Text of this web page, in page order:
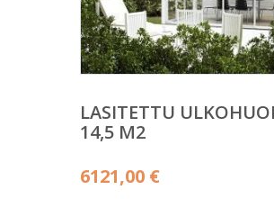
LASITETTU
14,5 M2
6121,00 €